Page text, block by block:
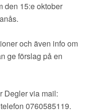
▼
den 15:e oktober
och även info om
ge förslag på en
Degler via mail:
0760585119.